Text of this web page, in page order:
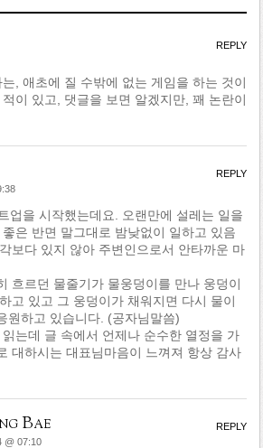
, 애초에 질 수밖에 없는 게임을 하는 것이
이 있고, 댓글을 보면 알겠지만, 꽤 논란이
REPLY
업을 시작했는데요. 오랜만에 설레는 일을
은 반면 말그대로 밤낮없이 일하고 있음
보다 있지 않아 주변인으로서 안타까운 마
흐르던 물줄기가 물웅덩이를 만나 웅덩이
고 있고 그 웅덩이가 채워지면 다시 물이
원하고 있습니다. (공자님말씀)
는데 글 속에서 언제나 순수한 열정을 가
대하시는 대표님마음이 느껴져 항상 감사
REPLY
Bae
@ 07:10
REPLY